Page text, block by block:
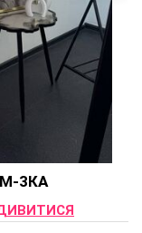
3КА